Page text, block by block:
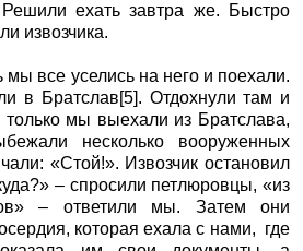
ехать завтра же. Быстро
извозчика.
мы все уселись на него и поехали.
в Братслав[5]. Отдохнули там и
мы выехали из Братслава,
несколько вооруженных
«Стой!». Извозчик остановил
– спросили петлюровцы, «из
– ответили мы. Затем они
которая ехала с нами, где